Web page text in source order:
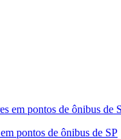
pontos de ônibus de SP